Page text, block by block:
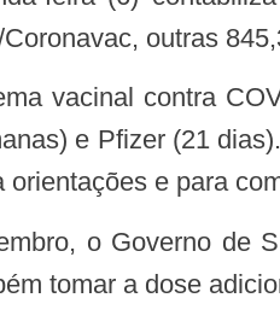
outras
e Pfizer (21
e para
tomar a dose